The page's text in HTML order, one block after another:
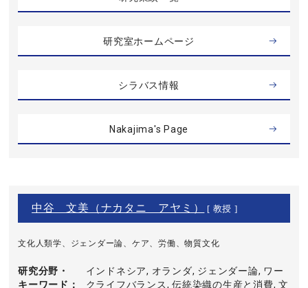
研究室ホームページ
シラバス情報
Nakajima's Page
中谷 文美（ナカタニ アヤミ） [ 教授 ]
文化人類学、ジェンダー論、ケア、労働、物質文化
研究分野・
キーワード
インドネシア, オランダ, ジェンダー論, ワー
クライフバランス, 伝統染織の生産と消費, 文